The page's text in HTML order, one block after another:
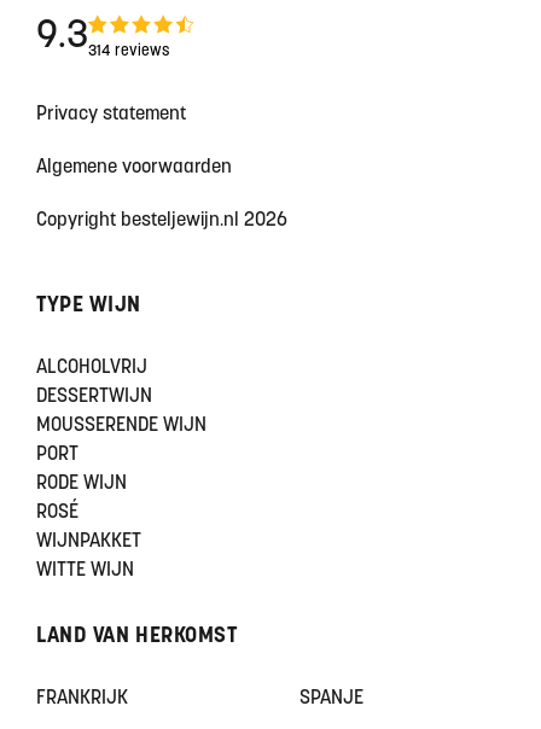
9.3314 reviews
Privacy statement
Algemene voorwaarden
Copyright besteljewijn.nl 2026
TYPE WIJN
ALCOHOLVRIJ
DESSERTWIJN
MOUSSERENDE WIJN
PORT
RODE WIJN
ROSÉ
WIJNPAKKET
WITTE WIJN
LAND VAN HERKOMST
FRANKRIJK SPANJE